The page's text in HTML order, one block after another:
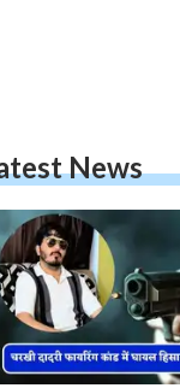
News